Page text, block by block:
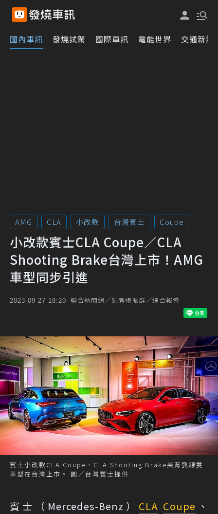
國內車訊 發燒試駕 國際車訊 電能世界 交通新訊
AMG CLA 小改款 台灣賓士 Coupe
小改款賓士CLA Coupe／CLA
Shooting Brake台灣上市！AMG
車型同步引進
2023-09-27 18:20 聯合新聞網／記者張振群／綜合報導
賓士小改款CLA Coupe、CLA Shooting Brake美背弧線雙
車型在台灣上市。 圖／台灣賓士提供
賓士（Mercedes-Benz） CLA Coupe 、